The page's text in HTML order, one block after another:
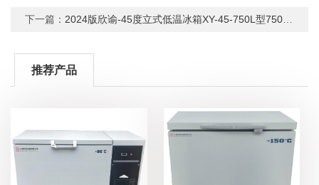
下一篇： 2024版欣谕-45度立式低温冰箱XY-45-750L型750升立式低温保存箱
推荐产品